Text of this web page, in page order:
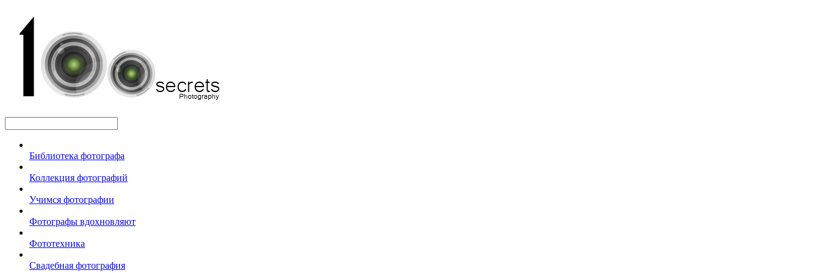
Библиотека фотографа
Коллекция фотографий
Учимся фотографии
Фотографы вдохновляют
Фототехника
Свадебная фотография